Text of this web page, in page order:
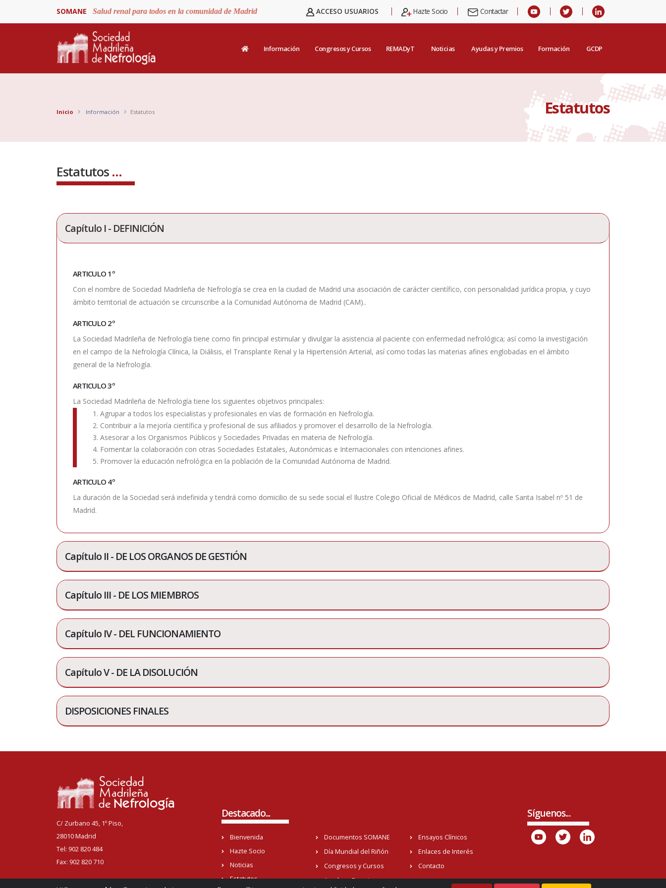
SOMANE Salud renal para todos en la comunidad de Madrid ACCESO USUARIOS Hazte Socio Contactar
Información Congresos y Cursos REMADyT Noticias Ayudas y Premios Formación GCDP
Inicio Información Estatutos Estatutos
Estatutos ...
Capítulo I - DEFINICIÓN
ARTICULO 1º
Con el nombre de Sociedad Madrileña de Nefrología se crea en la ciudad de Madrid una asociación de carácter científico, con personalidad jurídica propia, y cuyo
ámbito territorial de actuación se circunscribe a la Comunidad Autónoma de Madrid (CAM)..
ARTICULO 2º
La Sociedad Madrileña de Nefrología tiene como fin principal estimular y divulgar la asistencia al paciente con enfermedad nefrológica; así como la investigación
en el campo de la Nefrología Clínica, la Diálisis, el Transplante Renal y la Hipertensión Arterial, así como todas las materias afines englobadas en el ámbito
general de la Nefrología.
ARTICULO 3º
La Sociedad Madrileña de Nefrología tiene los siguientes objetivos principales:
1. Agrupar a todos los especialistas y profesionales en vías de formación en Nefrología.
2. Contribuir a la mejoría científica y profesional de sus afiliados y promover el desarrollo de la Nefrología.
3. Asesorar a los Organismos Públicos y Sociedades Privadas en materia de Nefrología.
4. Fomentar la colaboración con otras Sociedades Estatales, Autonómicas e Internacionales con intenciones afines.
5. Promover la educación nefrológica en la población de la Comunidad Autónoma de Madrid.
ARTICULO 4º
La duración de la Sociedad será indefinida y tendrá como domicilio de su sede social el Ilustre Colegio Oficial de Médicos de Madrid, calle Santa Isabel nº 51 de
Madrid.
Capítulo II - DE LOS ORGANOS DE GESTIÓN
Capítulo III - DE LOS MIEMBROS
Capítulo IV - DEL FUNCIONAMIENTO
Capítulo V - DE LA DISOLUCIÓN
DISPOSICIONES FINALES
C/ Zurbano 45, 1º Piso,
28010 Madrid
Tel: 902 820 484
Fax: 902 820 710
Destacado...
Bienvenida
Hazte Socio
Noticias
Estatutos
Documentos SOMANE
Día Mundial del Riñón
Congresos y Cursos
Ayudas y Premios
Ensayos Clínicos
Enlaces de Interés
Contacto
Síguenos...